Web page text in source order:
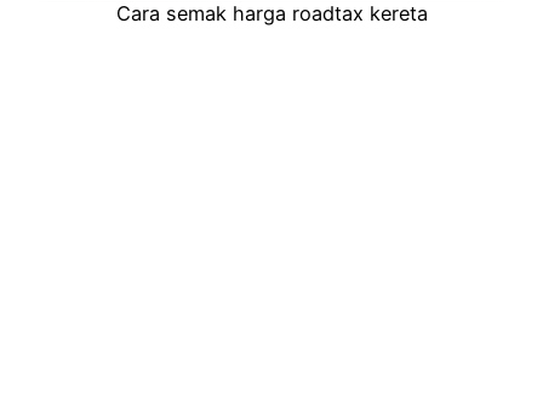
Cara semak harga roadtax kereta